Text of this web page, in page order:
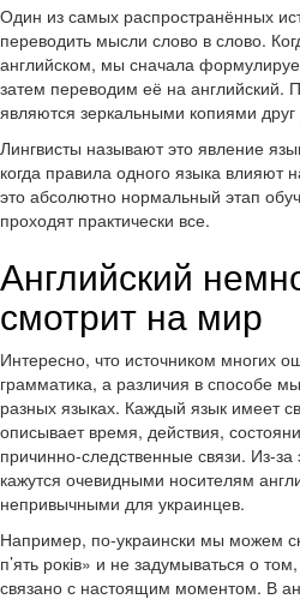
Один из самых распространённых
переводить мысли слово в слово.
английском, мы сначала
затем переводим её на английский.
являются зеркальными копиями друг
Лингвисты называют это явление
когда правила одного языка влияют
это абсолютно нормальный этап
проходят практически все.
Английский
смотрит на мир
Интересно, что источником многих
грамматика, а различия в способе
разных языках. Каждый язык имеет
описывает время, действия,
причинно-следственные связи. Из-за
кажутся очевидными носителям
непривычными для украинцев.
Например, по-украински мы можем
п’ять років» и не задумываться о
связано с настоящим моментом. В